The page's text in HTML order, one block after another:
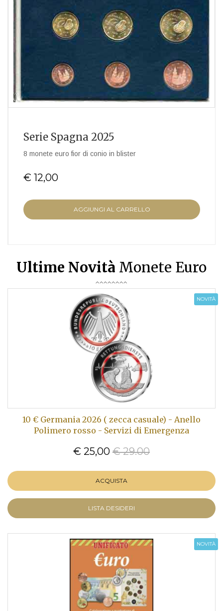
Serie Spagna 2025
8 monete euro fior di conio in blister
€ 12,00
AGGIUNGI AL CARRELLO
Ultime Novità Monete Euro
NOVITÀ
10 € Germania 2026 ( zecca casuale) - Anello
Polimero rosso - Servizi di Emergenza
€ 25,00 € 29.00
ACQUISTA
LISTA DESIDERI
NOVITÀ